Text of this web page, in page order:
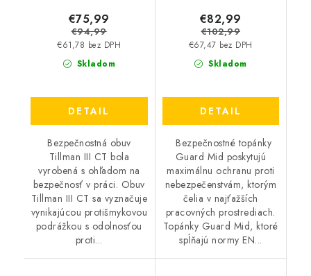
Skladom
€61,78 bez DPH
€75,99
€94,99
DETAIL
Bezpečnostná obuv
Tillman III CT bola
vyrobená s ohľadom na
bezpečnosť v práci. Obuv
Tillman III CT sa vyznačuje
vynikajúcou protišmykovou
podrážkou s odolnosťou
proti...
Skladom
€67,47 bez DPH
€82,99
€102,99
DETAIL
Bezpečnostné topánky
Guard Mid poskytujú
maximálnu ochranu proti
nebezpečenstvám, ktorým
čelia v najťažších
pracovných prostrediach.
Topánky Guard Mid, ktoré
spĺňajú normy EN...